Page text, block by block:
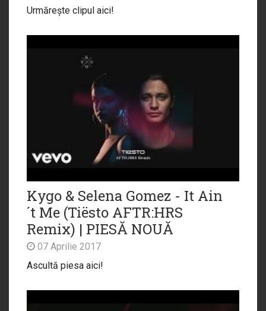
Urmărește clipul aici!
Kygo & Selena Gomez - It Ain
´t Me (Tiësto AFTR:HRS
Remix) | PIESĂ NOUĂ
07 Aprilie 2017
Ascultă piesa aici!